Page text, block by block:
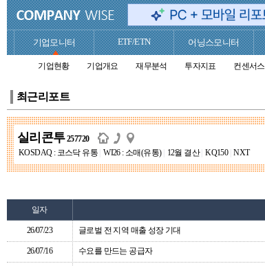
기업모니터 ETF/ETN 어닝스모니터
기업현황 기업개요 재무분석 투자지표 컨센서스
최근리포트
실리콘투257720
KOSDAQ : 코스닥 유통 WI26 : 소매(유통) 12월 결산 KQ150 NXT
일자
26/07/23 글로벌 전 지역 매출 성장 기대
26/07/16 수요를 만드는 공급자